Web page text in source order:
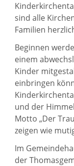
sind alle
Familien
Beginnen
einem
Kinder
einbringen
und der
Motto „Der
zeigen wie
Im
der